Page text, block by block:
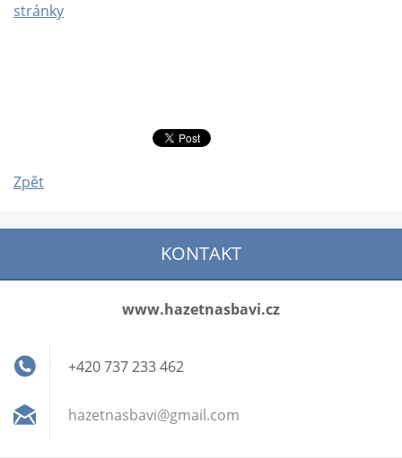
stránky
Zpět
KONTAKT
www.hazetnasbavi.cz
+420 737 233 462
hazetnasbavi@gmail.com